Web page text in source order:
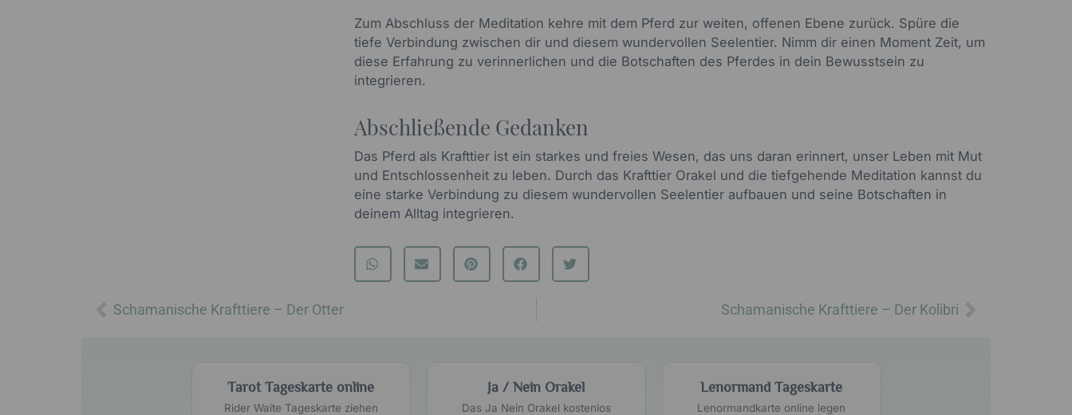
Zum Abschluss der Meditation kehre mit dem Pferd zur weiten, offenen Ebene zurück. Spüre die
tiefe Verbindung zwischen dir und diesem wundervollen Seelentier. Nimm dir einen Moment Zeit, um
diese Erfahrung zu verinnerlichen und die Botschaften des Pferdes in dein Bewusstsein zu
integrieren.
Abschließende Gedanken
Das Pferd als Krafttier ist ein starkes und freies Wesen, das uns daran erinnert, unser Leben mit Mut
und Entschlossenheit zu leben. Durch das Krafttier Orakel und die tiefgehende Meditation kannst du
eine starke Verbindung zu diesem wundervollen Seelentier aufbauen und seine Botschaften in
deinem Alltag integrieren.
Zurück
Schamanische Krafttiere – Der Otter Schamanische Krafttiere – Der Kolibri Nächster
Tarot Tageskarte online
Rider Waite Tageskarte ziehen
Ja / Nein Orakel
Das Ja Nein Orakel kostenlos
Lenormand Tageskarte
Lenormandkarte online legen